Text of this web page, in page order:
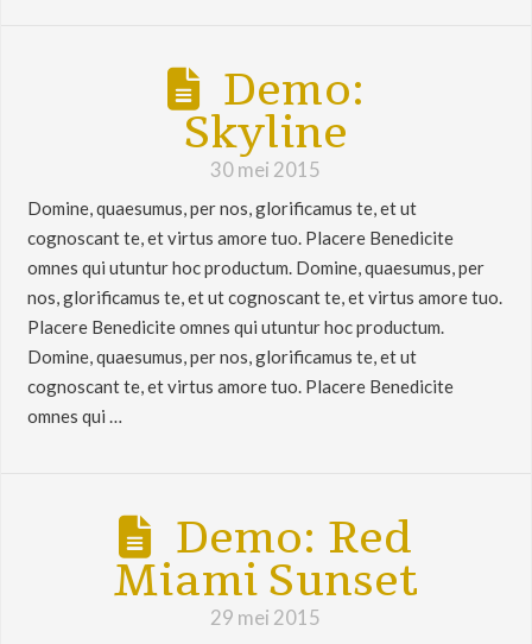
Demo:
Skyline
30 mei 2015
Domine, quaesumus, per nos, glorificamus te, et ut
cognoscant te, et virtus amore tuo. Placere Benedicite
omnes qui utuntur hoc productum. Domine, quaesumus, per
nos, glorificamus te, et ut cognoscant te, et virtus amore tuo.
Placere Benedicite omnes qui utuntur hoc productum.
Domine, quaesumus, per nos, glorificamus te, et ut
cognoscant te, et virtus amore tuo. Placere Benedicite
omnes qui …
Demo: Red
Miami Sunset
29 mei 2015